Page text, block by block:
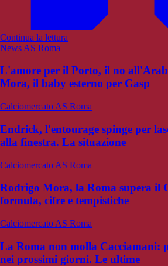
Continua la lettura
News AS Roma
L'amore per il Porto, il no
Mora, il baby esterno per Gasp
Calciomercato AS Roma
Endrick, l'entourage spinge per
alla finestra. La situazione
Calciomercato AS Roma
Rodrigo Mora, la Roma supera il
formula, cifre e tempistiche
Calciomercato AS Roma
La Roma non molla Cacciamani:
nei prossimi giorni. Le ultime